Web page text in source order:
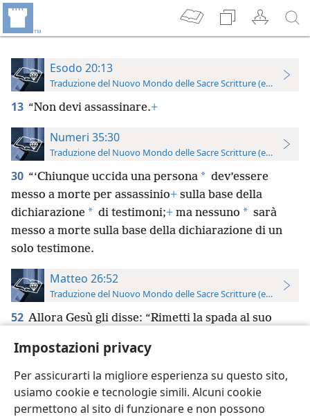
Impostazioni privacy
Per assicurarti la migliore esperienza su questo sito,
usiamo cookie e tecnologie simili. Alcuni cookie
permettono al sito di funzionare e non possono
Esodo 20:13
Traduzione del Nuovo Mondo delle Sacre Scritture (edizione
13 “Non devi assassinare.+
Numeri 35:30
Traduzione del Nuovo Mondo delle Sacre Scritture (edizione
30 “‘Chiunque uccida una persona * dev’essere
messo a morte per assassinio+ sulla base della
dichiarazione * di testimoni;+ ma nessuno * sarà
messo a morte sulla base della dichiarazione di un
solo testimone.
Matteo 26:52
Traduzione del Nuovo Mondo delle Sacre Scritture (edizione
52 Allora Gesù gli disse: “Rimetti la spada al suo
moriranno di spada.+